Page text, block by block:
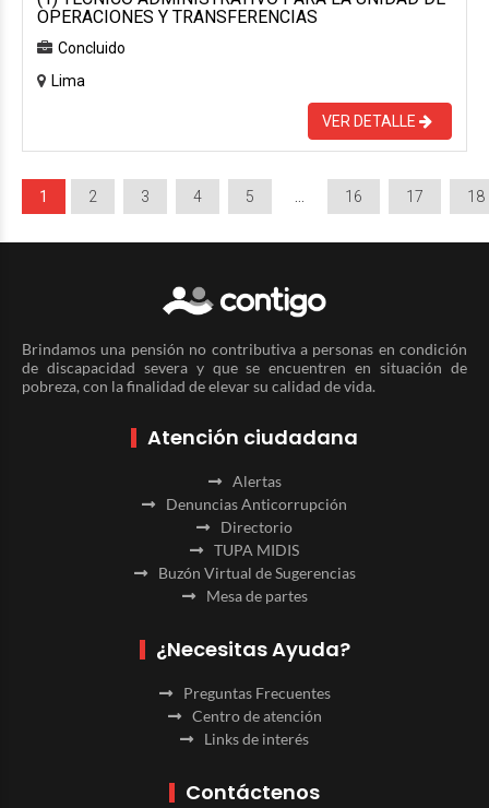
OPERACIONES Y TRANSFERENCIAS
Concluido
Lima
VER DETALLE
1 2 3 4 5 16 17 18
Brindamos una pensión no contributiva a personas en condición
de discapacidad severa y que se encuentren en situación de
pobreza, con la finalidad de elevar su calidad de vida.
Atención ciudadana
Alertas
Denuncias Anticorrupción
Directorio
TUPA MIDIS
Buzón Virtual de Sugerencias
Mesa de partes
¿Necesitas Ayuda?
Preguntas Frecuentes
Centro de atención
Links de interés
Contáctenos